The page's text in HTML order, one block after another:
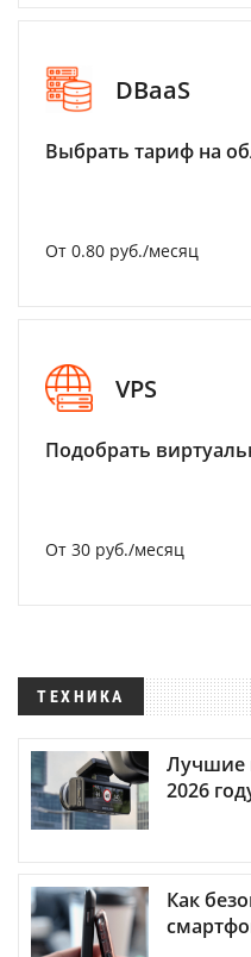
DBaaS
Выбрать тариф на
От 0.80 руб./месяц
VPS
Подобрать
От 30 руб./месяц
ТЕХНИКА
Лучшие
2026
Как